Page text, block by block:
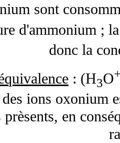
sont
d'ammonium ;
donc la
: (H3O
ions oxonium
prèsents, en